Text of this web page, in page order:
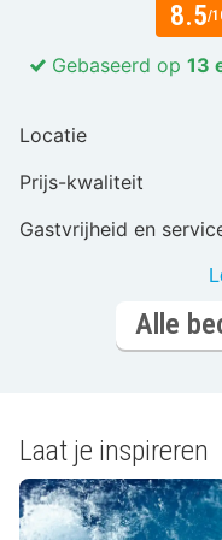
8.5/
Gebaseerd op 13
Locatie
Prijs-kwaliteit
Gastvrijheid en
Alle
Laat je inspireren